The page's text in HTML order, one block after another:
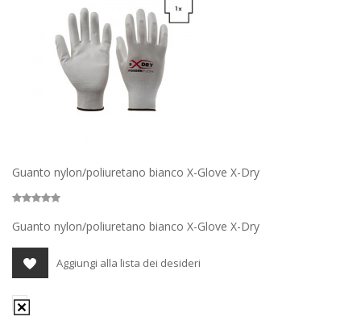
Guanto nylon/poliuretano bianco X-Glove X-Dry
Guanto nylon/poliuretano bianco X-Glove X-Dry
Aggiungi alla lista dei desideri